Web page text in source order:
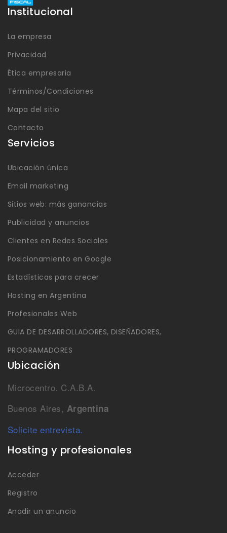
Institucional
La empresa
Privacidad
Ética empresaria
Términos/Condiciones
Mapa del sitio
Contacto
Servicios
Ubicación única
Email marketing
Sitios web: más ganancias
Publicidad y anuncios
Clientes en Redes Sociales
Posicionamiento en Google
Estadísticas para crecer
Hosting en Argentina
Profesionales Web
GUIA DE DESARROLLADORES, DISEÑADORES,
PROGRAMADORES
Ubicación
Microcentro. C.A.B.A.
Buenos Aires, Argentina
Solicite entrevista.
Hosting y profesionales
Acceder
Registro
Anadir un anuncio